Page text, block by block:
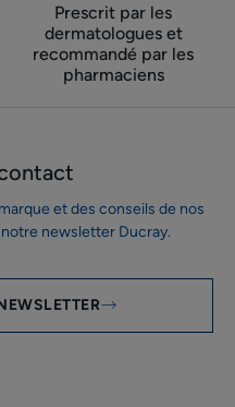
Prescrit par les
dermatologues ​et
recommandé par les
pharmaciens
et des conseils de nos
newsletter Ducray.